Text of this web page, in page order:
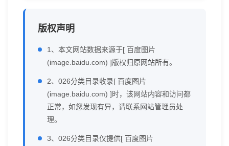
版权声明
1、本文网站数据来源于[ 百度图片
(image.baidu.com) ]版权归原网站所有。
2、026分类目录收录[ 百度图片
(image.baidu.com) ]时，该网站内容和访问都
正常，如您发现有异，请联系网站管理员处
理。
3、026分类目录仅提供[ 百度图片